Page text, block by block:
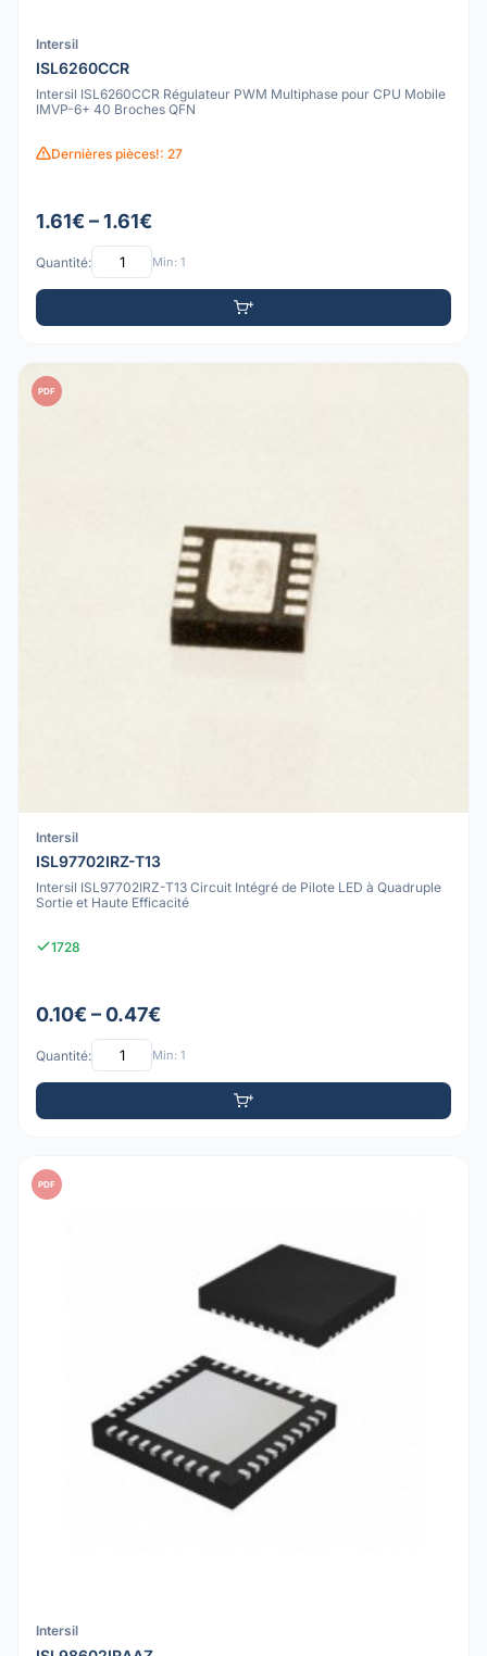
Intersil
ISL6260CCR
Intersil ISL6260CCR Régulateur PWM Multiphase pour CPU Mobile
IMVP-6+ 40 Broches QFN
Dernières pièces!: 27
1.61€ – 1.61€
Quantité: Min: 1
PDF
Intersil
ISL97702IRZ-T13
Intersil ISL97702IRZ-T13 Circuit Intégré de Pilote LED à Quadruple
Sortie et Haute Efficacité
1728
0.10€ – 0.47€
Quantité: Min: 1
PDF
Intersil